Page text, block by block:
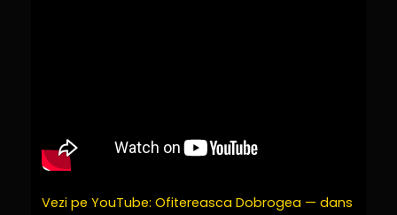
Vezi pe YouTube: Ofitereasca Dobrogea — dans